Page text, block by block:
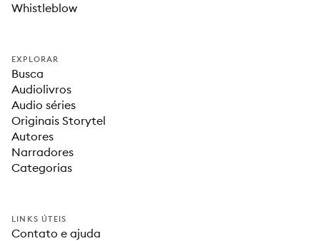
Whistleblow
EXPLORAR
Busca
Audiolivros
Audio séries
Originais Storytel
Autores
Narradores
Categorias
LINKS ÚTEIS
Contato e ajuda